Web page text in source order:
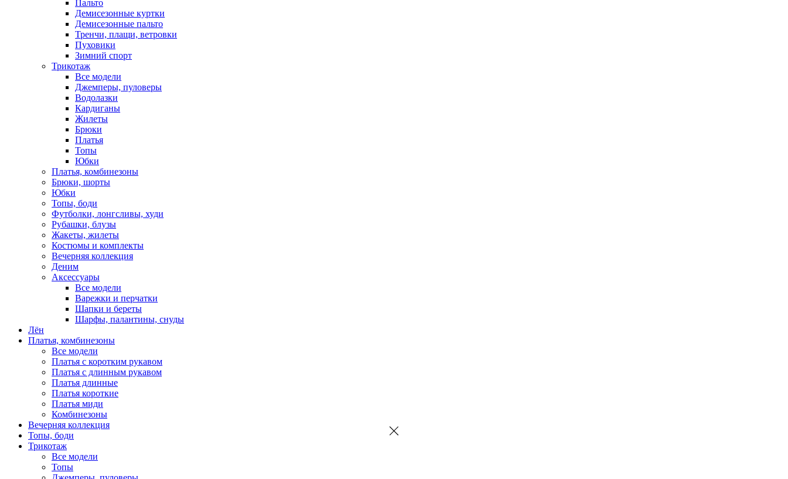
Пальто
Демисезонные куртки
Демисезонные пальто
Тренчи, плащи, ветровки
Пуховики
Зимний спорт
Трикотаж
Все модели
Джемперы, пуловеры
Водолазки
Кардиганы
Жилеты
Брюки
Платья
Топы
Юбки
Платья, комбинезоны
Брюки, шорты
Юбки
Топы, боди
Футболки, лонгсливы, худи
Рубашки, блузы
Жакеты, жилеты
Костюмы и комплекты
Вечерняя коллекция
Деним
Аксессуары
Все модели
Варежки и перчатки
Шапки и береты
Шарфы, палантины, снуды
Лён
Платья, комбинезоны
Все модели
Платья с коротким рукавом
Платья с длинным рукавом
Платья длинные
Платья короткие
Платья миди
Комбинезоны
Вечерняя коллекция
Топы, боди
Трикотаж
Все модели
Топы